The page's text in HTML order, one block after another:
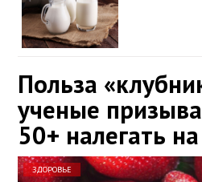
Польза
ученые
50+ налегать
ЗДОРОВЬЕ